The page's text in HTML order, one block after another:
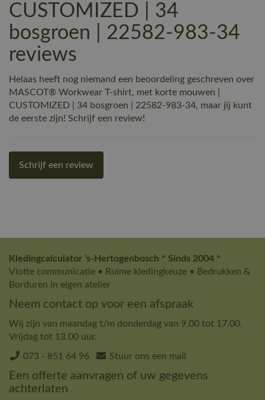
CUSTOMIZED | 34
bosgroen | 22582-983-34
reviews
Helaas heeft nog niemand een beoordeling geschreven over
MASCOT® Workwear T-shirt, met korte mouwen |
CUSTOMIZED | 34 bosgroen | 22582-983-34, maar jij kunt
de eerste zijn! Schrijf een review!
Schrijf een review
Kledingcalculator 's-Hertogenbosch * Sinds 2004 *
Vlotte communicatie • Ruime kledingkeuze • Bedrukken &
Borduren in eigen atelier
Neem contact op voor een afspraak
Wij zijn van maandag t/m donderdag van 9.00 tot 17.00.
Vrijdag tot 13.00 uur.
073 - 851 64 96 Stuur ons een mail
Een offerte aanvragen of uw gegevens
achterlaten